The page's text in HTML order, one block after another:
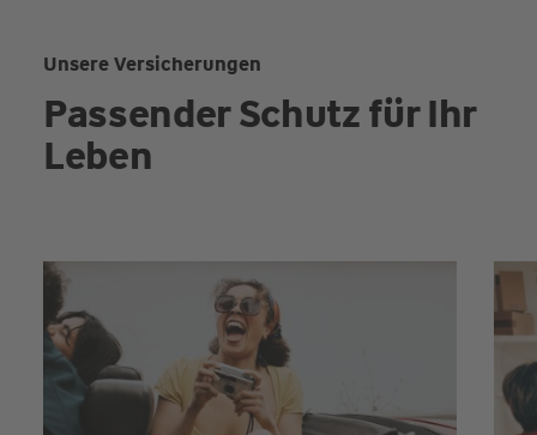
Unsere Versicherungen
Passender Schutz für Ihr
Leben